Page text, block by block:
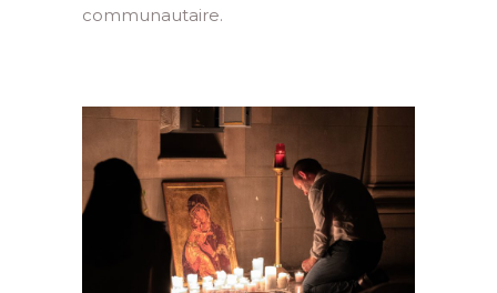
communautaire.